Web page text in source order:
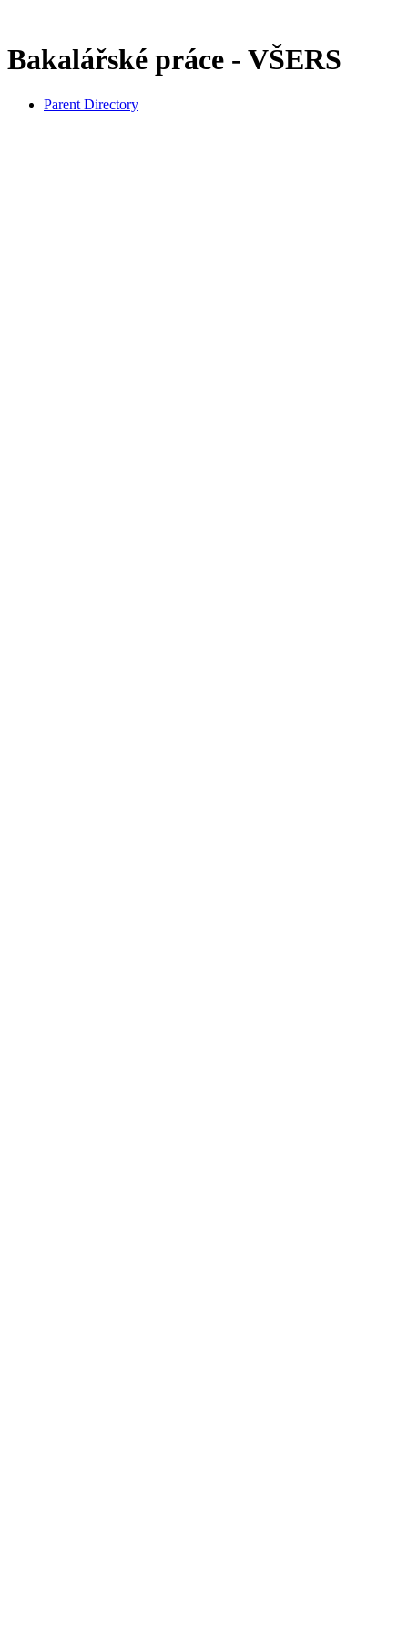
Bakalářské práce - VŠERS
Parent Directory